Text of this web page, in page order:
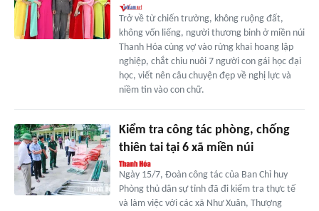
Trở về từ chiến trường, không ruộng đất,
không vốn liếng, người thương binh ở miền núi
Thanh Hóa cùng vợ vào rừng khai hoang lập
nghiệp, chắt chiu nuôi 7 người con gái học đại
học, viết nên câu chuyện đẹp về nghị lực và
niềm tin vào con chữ.
Kiểm tra công tác phòng, chống
thiên tai tại 6 xã miền núi
Ngày 15/7, Đoàn công tác của Ban Chỉ huy
Phòng thủ dân sự tỉnh đã đi kiểm tra thực tế
và làm việc với các xã Như Xuân, Thượng